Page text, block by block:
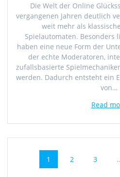
Die Welt der Online
vergangenen Jahren deutlich
weit mehr als
Spielautomaten. Besonders
haben eine neue Form der
der echte Moderatoren,
zufallsbasierte
werden. Dadurch entsteht ein
von…
Read
Posts
navigation
Page
1 Page
2 Page
3